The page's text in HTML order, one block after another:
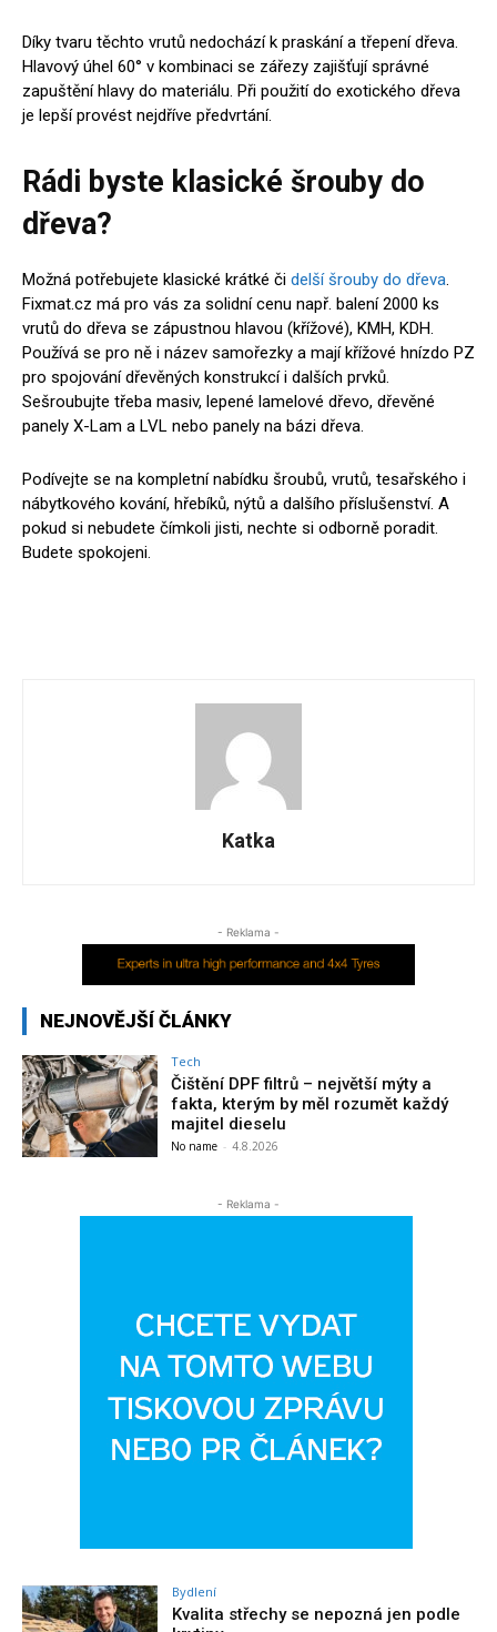
Díky tvaru těchto vrutů nedochází k praskání a třepení dřeva.
Hlavový úhel 60° v kombinaci se zářezy zajišťují správné
zapuštění hlavy do materiálu. Při použití do exotického dřeva
je lepší provést nejdříve předvrtání.
Rádi byste klasické šrouby do
dřeva?
Možná potřebujete klasické krátké či delší šrouby do dřeva.
Fixmat.cz má pro vás za solidní cenu např. balení 2000 ks
vrutů do dřeva se zápustnou hlavou (křížové), KMH, KDH.
Používá se pro ně i název samořezky a mají křížové hnízdo PZ
pro spojování dřevěných konstrukcí i dalších prvků.
Sešroubujte třeba masiv, lepené lamelové dřevo, dřevěné
panely X-Lam a LVL nebo panely na bázi dřeva.
Podívejte se na kompletní nabídku šroubů, vrutů, tesařského i
nábytkového kování, hřebíků, nýtů a dalšího příslušenství. A
pokud si nebudete čímkoli jisti, nechte si odborně poradit.
Budete spokojeni.
Katka
- Reklama -
NEJNOVĚJŠÍ ČLÁNKY
Tech
Čištění DPF filtrů – největší mýty a
fakta, kterým by měl rozumět každý
majitel dieselu
No name - 4.8.2026
- Reklama -
Bydlení
Kvalita střechy se nepozná jen podle